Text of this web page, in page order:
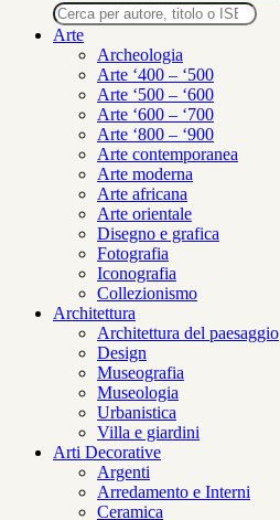
Ricerca
prodotti
Arte
Archeologia
Arte ‘400 – ‘500
Arte ‘500 – ‘600
Arte ‘600 – ‘700
Arte ‘800 – ‘900
Arte contemporanea
Arte moderna
Arte africana
Arte orientale
Disegno e grafica
Fotografia
Iconografia
Collezionismo
Architettura
Architettura del paesaggio
Design
Museografia
Museologia
Urbanistica
Villa e giardini
Arti Decorative
Argenti
Arredamento e Interni
Ceramica